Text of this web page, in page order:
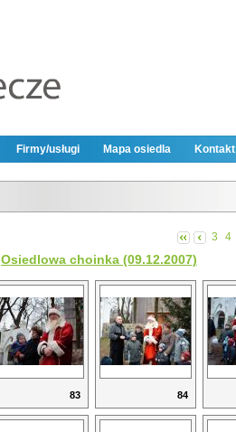
Firmy/usługi Mapa osiedla Kontakt
3 4
Osiedlowa choinka (09.12.2007)
83 84